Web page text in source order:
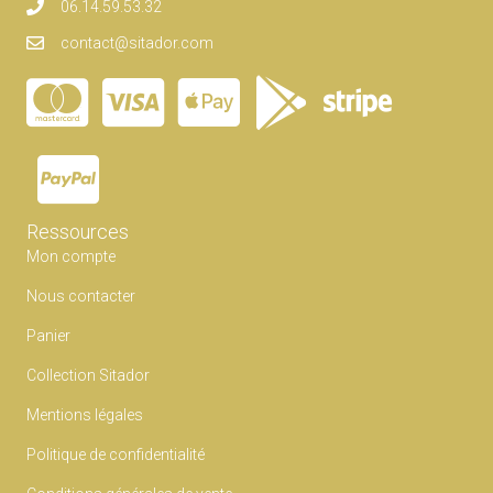
être
sur
la
06.14.59.53.32
contact@sitador.com
Ressources
Mon compte
Nous contacter
Panier
Collection Sitador
Mentions légales
Politique de confidentialité